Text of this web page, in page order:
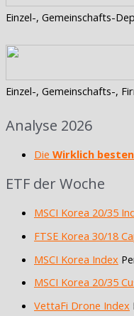
Einzel-, Gemeinschafts-
Einzel-, Gemeinschafts-,
Analyse 2026
Die Wirklich
ETF der Woche
MSCI Korea 20/35
FTSE Korea 30/18
MSCI Korea Index
MSCI Korea 20/35
VettaFi Drone Index